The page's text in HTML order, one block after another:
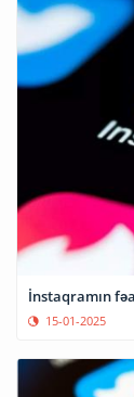
İnstaqramın
15-01-2025